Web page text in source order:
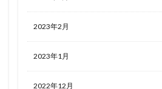
2023年2月
2023年1月
2022年12月